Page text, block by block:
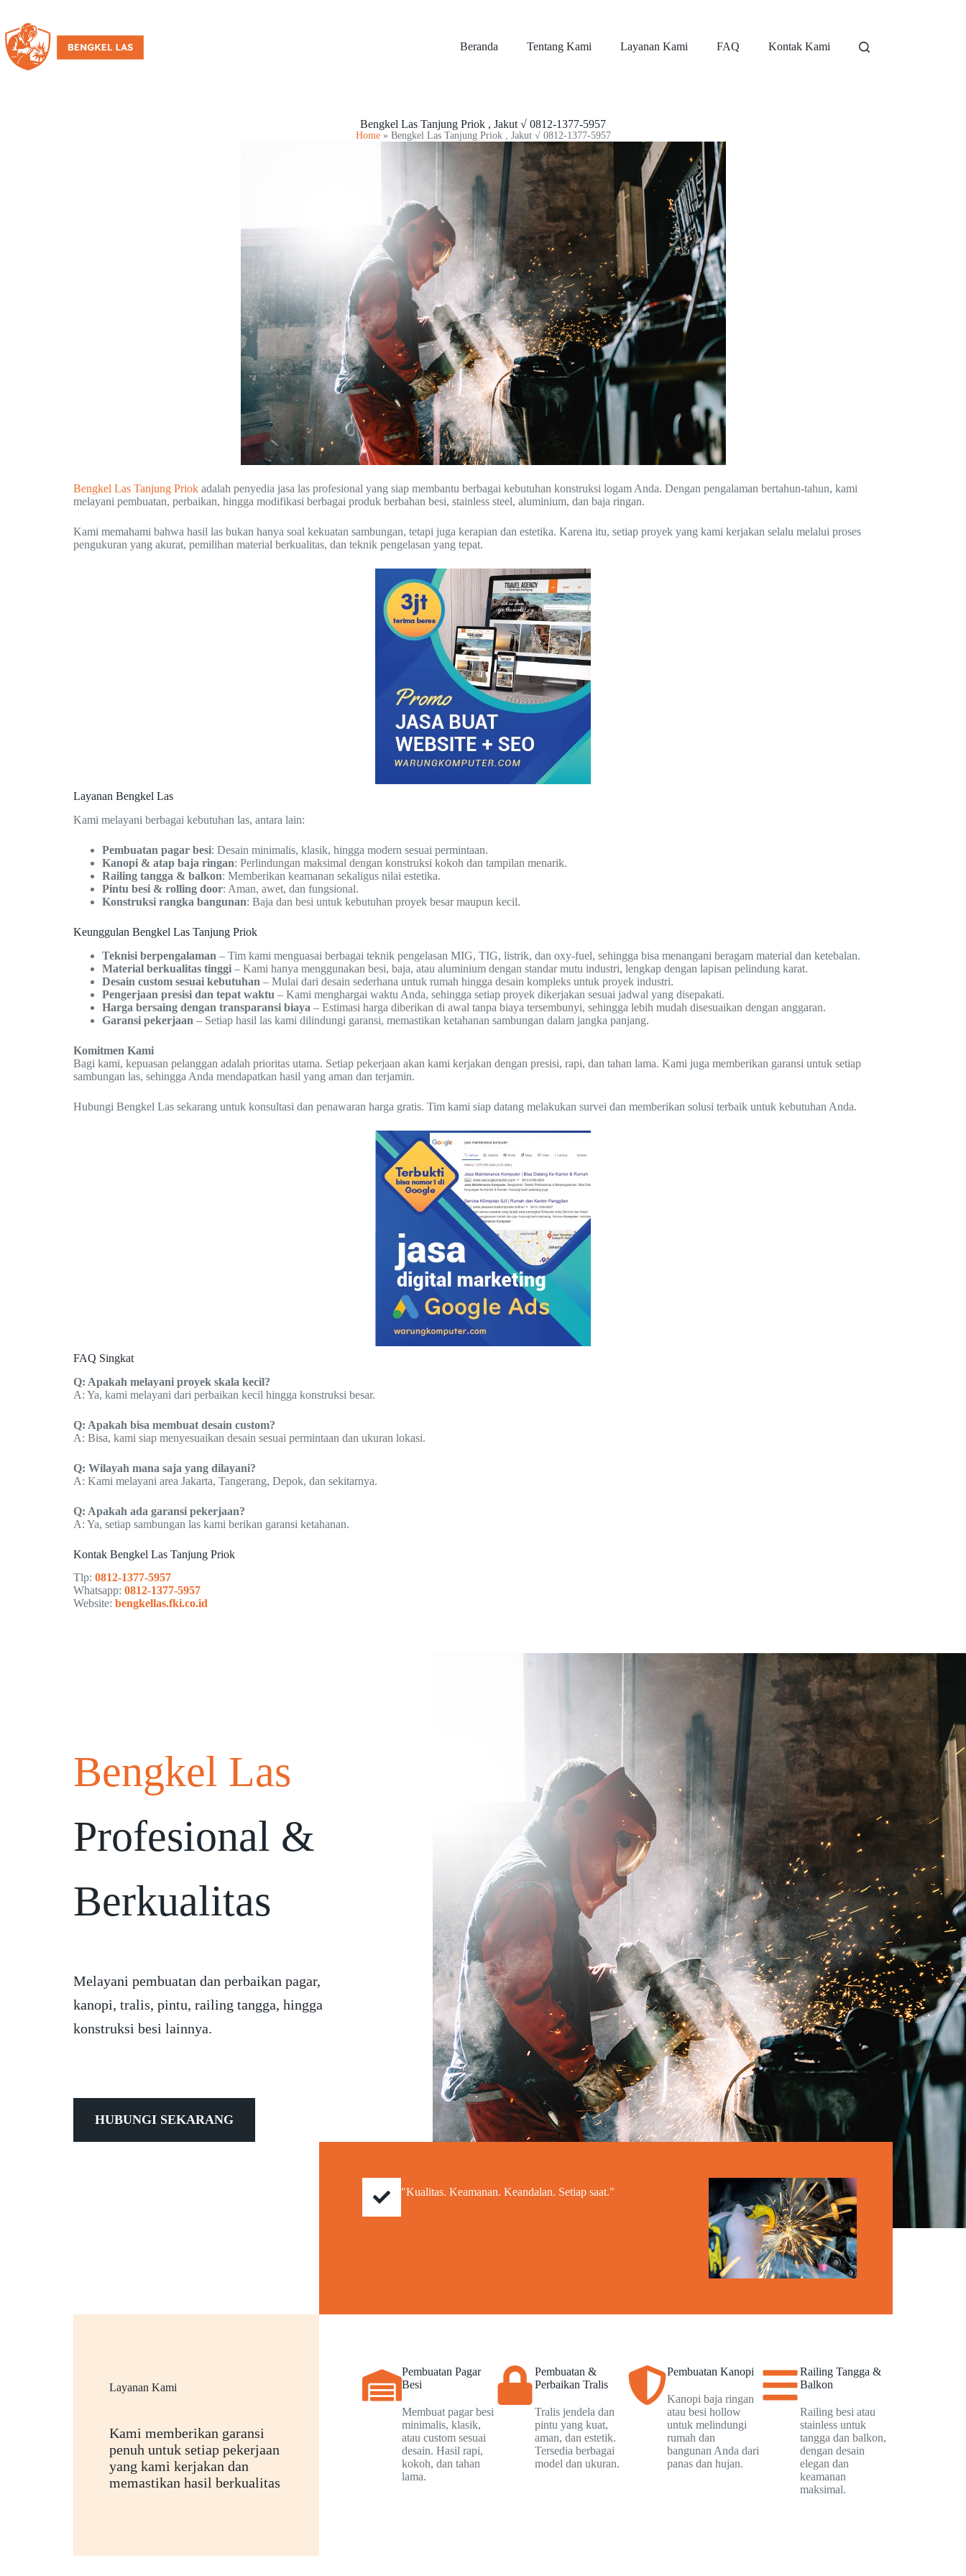
Beranda Tentang Kami Layanan Kami FAQ Kontak Kami
Bengkel Las Tanjung Priok , Jakut √ 0812-1377-5957
Home» Bengkel Las Tanjung Priok , Jakut √ 0812-1377-5957
Bengkel Las Tanjung Priok adalah penyedia jasa las profesional yang siap membantu berbagai kebutuhan konstruksi logam Anda. Dengan pengalaman bertahun-tahun, kami
melayani pembuatan, perbaikan, hingga modifikasi berbagai produk berbahan besi, stainless steel, aluminium, dan baja ringan.
Kami memahami bahwa hasil las bukan hanya soal kekuatan sambungan, tetapi juga kerapian dan estetika. Karena itu, setiap proyek yang kami kerjakan selalu melalui proses
pengukuran yang akurat, pemilihan material berkualitas, dan teknik pengelasan yang tepat.
Layanan Bengkel Las
Kami melayani berbagai kebutuhan las, antara lain:
Pembuatan pagar besi: Desain minimalis, klasik, hingga modern sesuai permintaan.
Kanopi & atap baja ringan: Perlindungan maksimal dengan konstruksi kokoh dan tampilan menarik.
Railing tangga & balkon: Memberikan keamanan sekaligus nilai estetika.
Pintu besi & rolling door: Aman, awet, dan fungsional.
Konstruksi rangka bangunan: Baja dan besi untuk kebutuhan proyek besar maupun kecil.
Keunggulan Bengkel Las Tanjung Priok
Teknisi berpengalaman – Tim kami menguasai berbagai teknik pengelasan MIG, TIG, listrik, dan oxy-fuel, sehingga bisa menangani beragam material dan ketebalan.
Material berkualitas tinggi – Kami hanya menggunakan besi, baja, atau aluminium dengan standar mutu industri, lengkap dengan lapisan pelindung karat.
Desain custom sesuai kebutuhan – Mulai dari desain sederhana untuk rumah hingga desain kompleks untuk proyek industri.
Pengerjaan presisi dan tepat waktu – Kami menghargai waktu Anda, sehingga setiap proyek dikerjakan sesuai jadwal yang disepakati.
Harga bersaing dengan transparansi biaya – Estimasi harga diberikan di awal tanpa biaya tersembunyi, sehingga lebih mudah disesuaikan dengan anggaran.
Garansi pekerjaan – Setiap hasil las kami dilindungi garansi, memastikan ketahanan sambungan dalam jangka panjang.
Komitmen Kami
Bagi kami, kepuasan pelanggan adalah prioritas utama. Setiap pekerjaan akan kami kerjakan dengan presisi, rapi, dan tahan lama. Kami juga memberikan garansi untuk setiap
sambungan las, sehingga Anda mendapatkan hasil yang aman dan terjamin.
Hubungi Bengkel Las sekarang untuk konsultasi dan penawaran harga gratis. Tim kami siap datang melakukan survei dan memberikan solusi terbaik untuk kebutuhan Anda.
FAQ Singkat
Q: Apakah melayani proyek skala kecil?
A: Ya, kami melayani dari perbaikan kecil hingga konstruksi besar.
Q: Apakah bisa membuat desain custom?
A: Bisa, kami siap menyesuaikan desain sesuai permintaan dan ukuran lokasi.
Q: Wilayah mana saja yang dilayani?
A: Kami melayani area Jakarta, Tangerang, Depok, dan sekitarnya.
Q: Apakah ada garansi pekerjaan?
A: Ya, setiap sambungan las kami berikan garansi ketahanan.
Kontak Bengkel Las Tanjung Priok
Tlp: 0812-1377-5957
Whatsapp: 0812-1377-5957
Website: bengkellas.fki.co.id
Bengkel Las
Profesional &
Berkualitas
Melayani pembuatan dan perbaikan pagar,
kanopi, tralis, pintu, railing tangga, hingga
konstruksi besi lainnya.
HUBUNGI SEKARANG
"Kualitas. Keamanan. Keandalan. Setiap saat."
Layanan Kami
Kami memberikan garansi
penuh untuk setiap pekerjaan
yang kami kerjakan dan
memastikan hasil berkualitas
Pembuatan Pagar
Besi
Membuat pagar besi
minimalis, klasik,
atau custom sesuai
desain. Hasil rapi,
kokoh, dan tahan
lama.
Pembuatan &
Perbaikan Tralis
Tralis jendela dan
pintu yang kuat,
aman, dan estetik.
Tersedia berbagai
model dan ukuran.
Pembuatan Kanopi
Kanopi baja ringan
atau besi hollow
untuk melindungi
rumah dan
bangunan Anda dari
panas dan hujan.
Railing Tangga &
Balkon
Railing besi atau
stainless untuk
tangga dan balkon,
dengan desain
elegan dan
keamanan
maksimal.